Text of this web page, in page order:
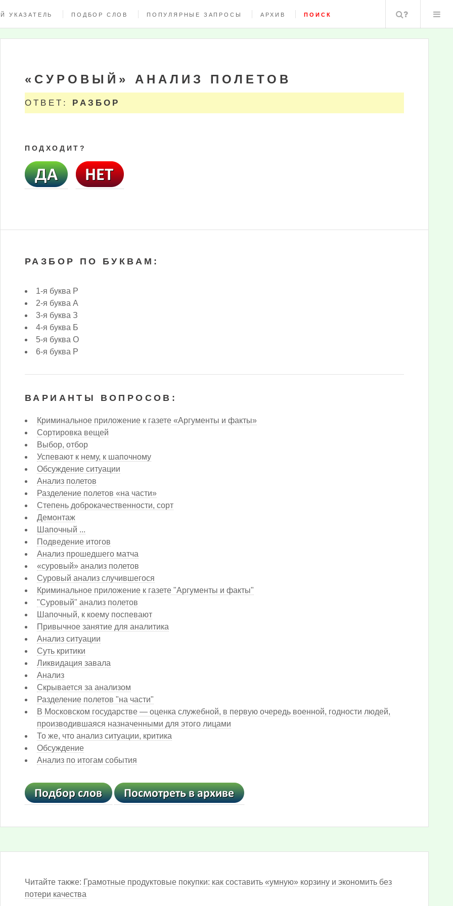
УКАЗАТЕЛЬ ПОДБОР СЛОВ ПОПУЛЯРНЫЕ ЗАПРОСЫ АРХИВ ПОИСК Поиск
«СУРОВЫЙ» АНАЛИЗ ПОЛЕТОВ
ОТВЕТ: РАЗБОР
ПОДХОДИТ?
РАЗБОР ПО БУКВАМ:
1-я буква Р
2-я буква А
3-я буква З
4-я буква Б
5-я буква О
6-я буква Р
ВАРИАНТЫ ВОПРОСОВ:
Криминальное приложение к газете «Аргументы и факты»
Сортировка вещей
Выбор, отбор
Успевают к нему, к шапочному
Обсуждение ситуации
Анализ полетов
Разделение полетов «на части»
Степень доброкачественности, сорт
Демонтаж
Шапочный ...
Подведение итогов
Анализ прошедшего матча
«суровый» анализ полетов
Суровый анализ случившегося
Криминальное приложение к газете "Аргументы и факты"
"Суровый" анализ полетов
Шапочный, к коему поспевают
Привычное занятие для аналитика
Анализ ситуации
Суть критики
Ликвидация завала
Анализ
Скрывается за анализом
Разделение полетов "на части"
В Московском государстве — оценка служебной, в первую очередь военной, годности людей,
производившаяся назначенными для этого лицами
То же, что анализ ситуации, критика
Обсуждение
Анализ по итогам события
Читайте также: Грамотные продуктовые покупки: как составить «умную» корзину и экономить без
потери качества